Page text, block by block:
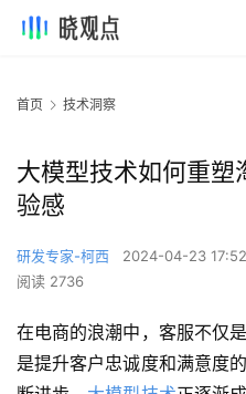
首页 技术洞察
大模型技术如何重塑
验感
研发专家-柯西 2024-04-23 17:52
阅读 2736
在电商的浪潮中，客服不仅
是提升客户忠诚度和满意度